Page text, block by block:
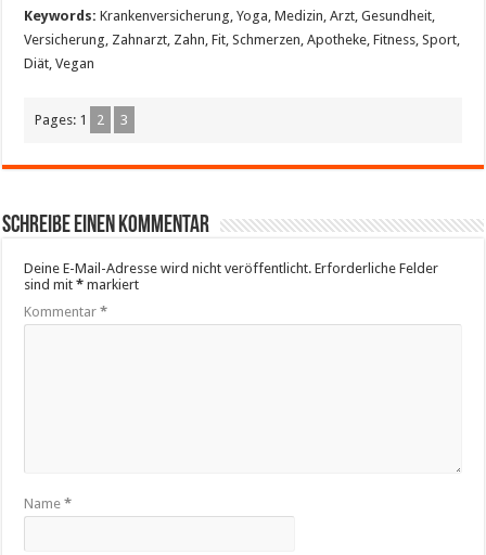
Keywords: Krankenversicherung, Yoga, Medizin, Arzt, Gesundheit,
Versicherung, Zahnarzt, Zahn, Fit, Schmerzen, Apotheke, Fitness, Sport,
Diät, Vegan
Pages: 1 2 3
Schreibe einen Kommentar
Deine E-Mail-Adresse wird nicht veröffentlicht. Erforderliche Felder
sind mit* markiert
Kommentar*
Name*